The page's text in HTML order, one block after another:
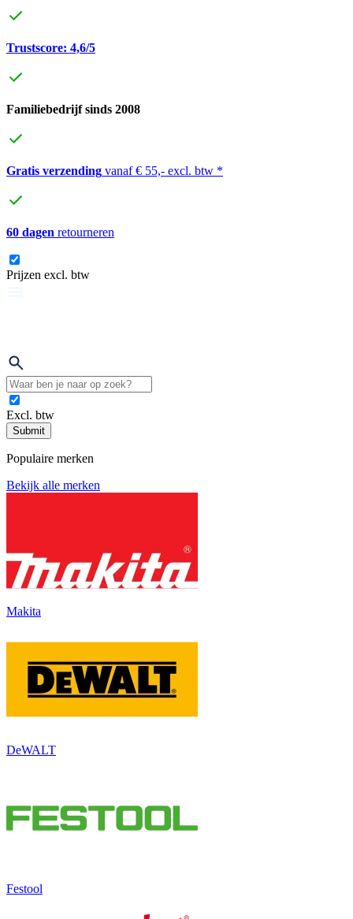
Trustscore: 4,6/5
Familiebedrijf sinds 2008
Gratis verzending vanaf € 55,- excl. btw *
60 dagen retourneren
Prijzen excl. btw
Excl. btw
Submit
Populaire merken
Bekijk alle merken
Makita
DeWALT
Festool